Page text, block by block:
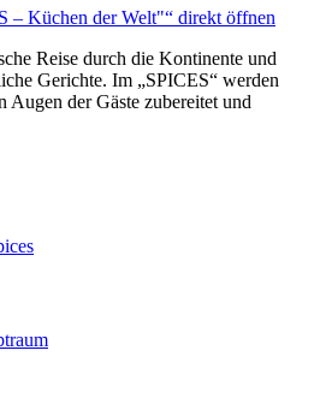
– Küchen der Welt"“ direkt öffnen
Reise durch die Kontinente und
Gerichte. Im „SPICES“ werden
der Gäste zubereitet und